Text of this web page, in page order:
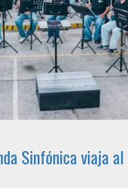
Sinfónica viaja al